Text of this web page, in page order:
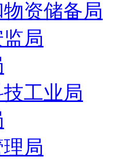
资储备局
局
工业局
局